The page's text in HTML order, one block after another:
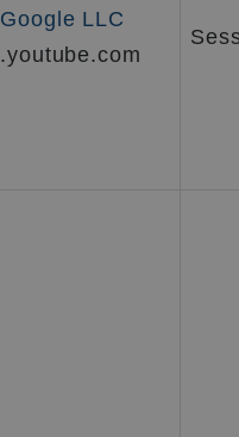
Google LLC
.youtube.com